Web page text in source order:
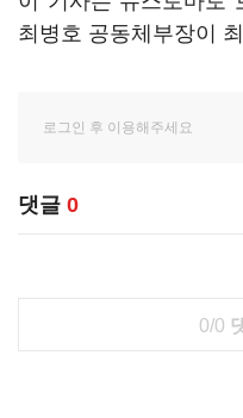
최병호 공동체부장이
댓글 0
0/0